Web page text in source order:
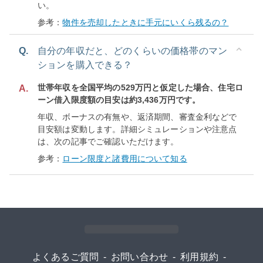
い。
参考：物件を売却したときに手元にいくら残るの？
Q.
自分の年収だと、どのくらいの価格帯のマン
ションを購入できる？
A.
世帯年収を全国平均の529万円と仮定した場合、住宅ロ
ーン借入限度額の目安は約3,436万円です。
年収、ボーナスの有無や、返済期間、審査金利などで
目安額は変動します。詳細シミュレーションや注意点
は、次の記事でご確認いただけます。
参考： ローン限度と諸費用について知る
よくあるご質問 - お問い合わせ - 利用規約 -